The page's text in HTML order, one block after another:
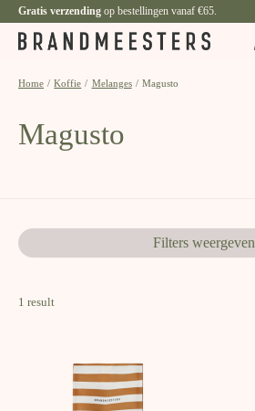
Gratis verzending op bestellingen vanaf €65.
Home / Koffie / Melanges / Magusto
Magusto
Filters weergeven
1 result